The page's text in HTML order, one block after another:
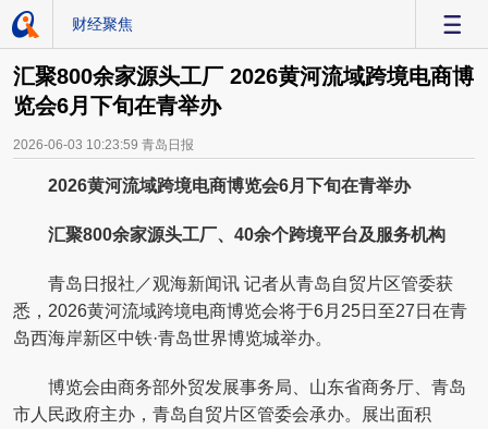
财经聚焦
汇聚800余家源头工厂 2026黄河流域跨境电商博
览会6月下旬在青举办
2026-06-03 10:23:59 青岛日报
2026黄河流域跨境电商博览会6月下旬在青举办
汇聚800余家源头工厂、40余个跨境平台及服务机构
青岛日报社／观海新闻讯 记者从青岛自贸片区管委获
悉，2026黄河流域跨境电商博览会将于6月25日至27日在青
岛西海岸新区中铁·青岛世界博览城举办。
博览会由商务部外贸发展事务局、山东省商务厅、青岛
市人民政府主办，青岛自贸片区管委会承办。展出面积